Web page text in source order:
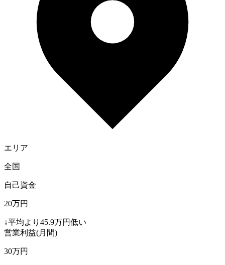
エリア
全国
自己資金
20万円
↓平均より 45.9万円低い
営業利益(月間)
30万円